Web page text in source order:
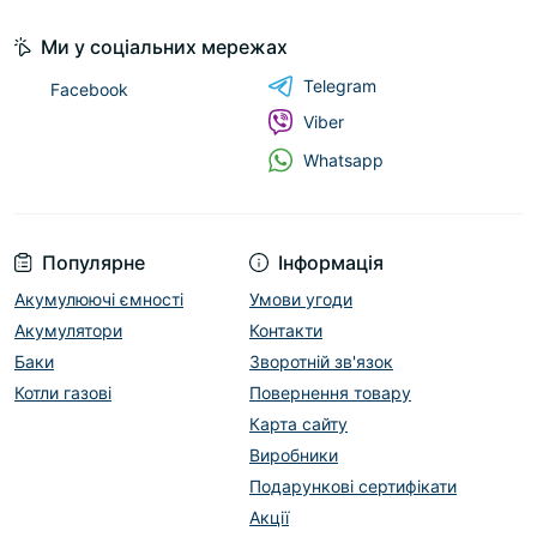
Популярне
Акумулюючі ємності
Акумулятори
Баки
Котли газові
Інформація
Умови угоди
Контакти
Зворотній зв'язок
Повернення товару
Карта сайту
Виробники
Подарункові сертифікати
Акції
Ми у соціальних мережах
Facebook
Telegram
Viber
Whatsapp